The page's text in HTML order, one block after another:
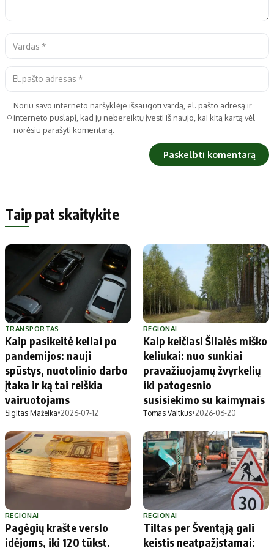
Noriu savo interneto naršyklėje išsaugoti vardą, el. pašto adresą ir
interneto puslapį, kad jų nebereiktų įvesti iš naujo, kai kitą kartą vėl
norėsiu parašyti komentarą.
Taip pat skaitykite
TRANSPORTAS
Kaip pasikeitė keliai po
pandemijos: nauji
spūstys, nuotolinio darbo
įtaka ir ką tai reiškia
vairuotojams
Sigitas Mažeika•2026-07-12
REGIONAI
Kaip keičiasi Šilalės miško
keliukai: nuo sunkiai
pravažiuojamų žvyrkelių
iki patogesnio
susisiekimo su kaimynais
Tomas Vaitkus•2026-06-20
REGIONAI
Pagėgių krašte verslo
idėjoms, iki 120 tūkst.
REGIONAI
Tiltas per Šventąją gali
keistis neatpažįstamai: